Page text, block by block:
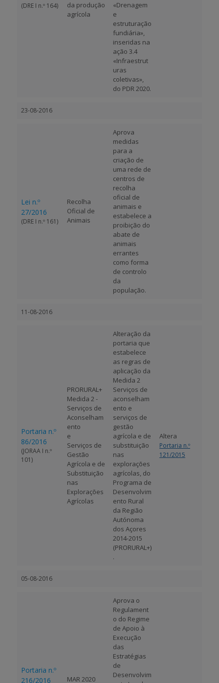
(DRE I n.º 164)
da produção
agrícola
«Drenagem
e
estruturação
fundiária»,
inseridas na
ação 3.4
«Infraestrut
uras
coletivas»,
do PDR 2020.
23-08-2016
Lei n.º
27/2016
(DRE I n.º 161)
Recolha
Oficial de
Animais
Aprova
medidas
para a
criação de
uma rede de
centros de
recolha
oficial de
animais e
estabelece a
proibição do
abate de
animais
errantes
como forma
de controlo
da
população.
11-08-2016
Portaria n.º
86/2016
(JORAA I n.º
101)
PRORURAL+
Medida 2 -
Serviços de
Aconselham
ento
e
Serviços de
Gestão
Agrícola e de
Substituição
nas
Explorações
Agrícolas
Alteração da
portaria que
estabelece
as regras de
aplicação da
Medida 2
Serviços de
aconselham
ento e
serviços de
gestão
agrícola e de
substituição
nas
explorações
agrícolas, do
Programa de
Desenvolvim
ento Rural
da Região
Autónoma
dos Açores
2014-2015
(PRORURAL+)
.
Altera
Portaria n.º
121/2015
05-08-2016
Portaria n.º
216/2016
MAR 2020
Aprova o
Regulament
o do Regime
de Apoio à
Execução
das
Estratégias
de
Desenvolvim